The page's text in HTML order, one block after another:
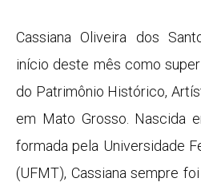
Cassiana Oliveira dos
início deste mês como
do Patrimônio Histórico,
em Mato Grosso. Nascida
formada pela Universidade
(UFMT), Cassiana sempre